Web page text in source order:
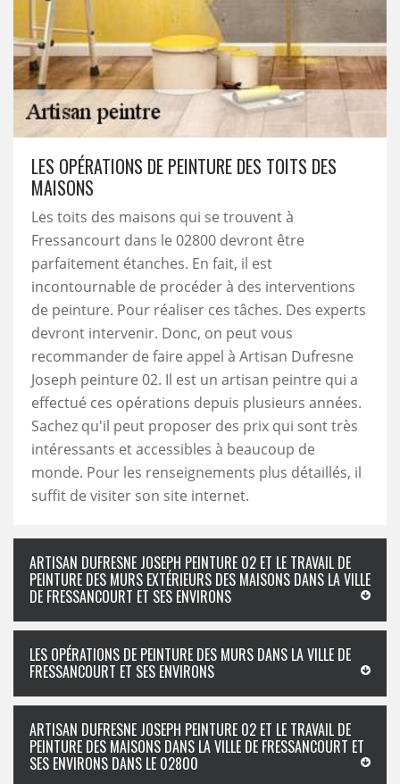
LES OPÉRATIONS DE PEINTURE DES TOITS DES
MAISONS
Les toits des maisons qui se trouvent à
Fressancourt dans le 02800 devront être
parfaitement étanches. En fait, il est
incontournable de procéder à des interventions
de peinture. Pour réaliser ces tâches. Des experts
devront intervenir. Donc, on peut vous
recommander de faire appel à Artisan Dufresne
Joseph peinture 02. Il est un artisan peintre qui a
effectué ces opérations depuis plusieurs années.
Sachez qu'il peut proposer des prix qui sont très
intéressants et accessibles à beaucoup de
monde. Pour les renseignements plus détaillés, il
suffit de visiter son site internet.
ARTISAN DUFRESNE JOSEPH PEINTURE 02 ET LE TRAVAIL DE
PEINTURE DES MURS EXTÉRIEURS DES MAISONS DANS LA VILLE
DE FRESSANCOURT ET SES ENVIRONS
LES OPÉRATIONS DE PEINTURE DES MURS DANS LA VILLE DE
FRESSANCOURT ET SES ENVIRONS
ARTISAN DUFRESNE JOSEPH PEINTURE 02 ET LE TRAVAIL DE
PEINTURE DES MAISONS DANS LA VILLE DE FRESSANCOURT ET
SES ENVIRONS DANS LE 02800